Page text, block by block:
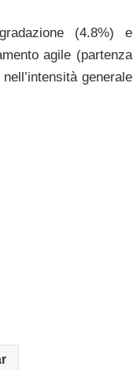
(4.8%) e
agile (partenza
generale